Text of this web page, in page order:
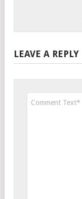
LEAVE A REPLY